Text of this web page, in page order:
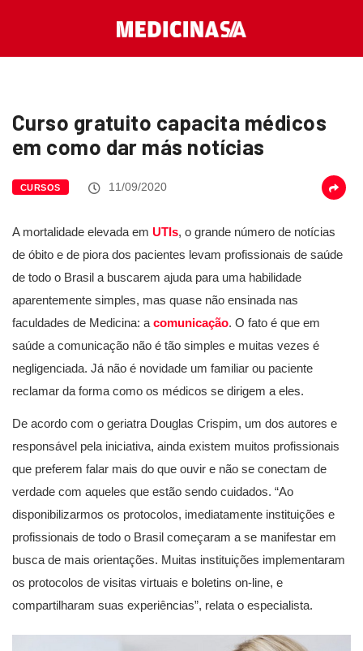
Curso gratuito capacita médicos
em como dar más notícias
CURSOS 11/09/2020
A mortalidade elevada em UTIs, o grande número de notícias
de óbito e de piora dos pacientes levam profissionais de saúde
de todo o Brasil a buscarem ajuda para uma habilidade
aparentemente simples, mas quase não ensinada nas
faculdades de Medicina: a comunicação. O fato é que em
saúde a comunicação não é tão simples e muitas vezes é
negligenciada. Já não é novidade um familiar ou paciente
reclamar da forma como os médicos se dirigem a eles.
De acordo com o geriatra Douglas Crispim, um dos autores e
responsável pela iniciativa, ainda existem muitos profissionais
que preferem falar mais do que ouvir e não se conectam de
verdade com aqueles que estão sendo cuidados. “Ao
disponibilizarmos os protocolos, imediatamente instituições e
profissionais de todo o Brasil começaram a se manifestar em
busca de mais orientações. Muitas instituições implementaram
os protocolos de visitas virtuais e boletins on-line, e
compartilharam suas experiências”, relata o especialista.